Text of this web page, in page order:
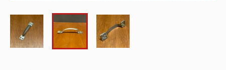
お問い合わせ